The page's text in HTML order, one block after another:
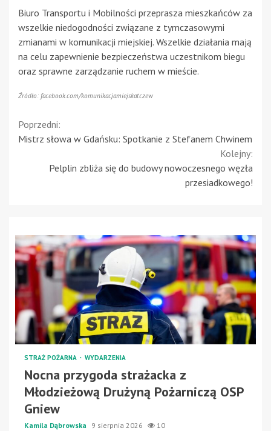
Biuro Transportu i Mobilności przeprasza mieszkańców za
wszelkie niedogodności związane z tymczasowymi
zmianami w komunikacji miejskiej. Wszelkie działania mają
na celu zapewnienie bezpieczeństwa uczestnikom biegu
oraz sprawne zarządzanie ruchem w mieście.
Źródło: facebook.com/komunikacjamiejskatczew
Continue
Poprzedni:
Mistrz słowa w Gdańsku: Spotkanie z Stefanem Chwinem
Kolejny:
Pelplin zbliża się do budowy nowoczesnego węzła
przesiadkowego!
STRAŻ POŻARNA WYDARZENIA
Nocna przygoda strażacka z
Młodzieżową Drużyną Pożarniczą OSP
Gniew
Kamila Dąbrowska 9 sierpnia 2026 10